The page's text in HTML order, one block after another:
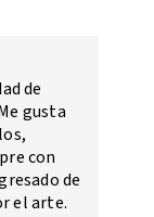
de
gusta
con
de
el arte.